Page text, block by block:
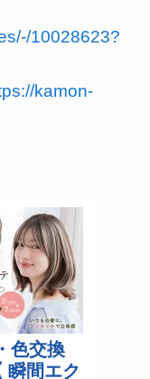
10028623?
kamon-